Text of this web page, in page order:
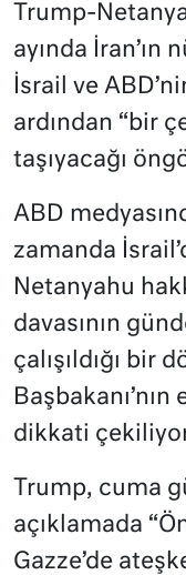
Trump-
ayında
İsrail ve
ardından “bir
taşıyacağı
ABD
zamanda
Netanyahu
davasının
çalışıldığı bir
dikkati
Trump, cuma
açıklamada
Gazze’de